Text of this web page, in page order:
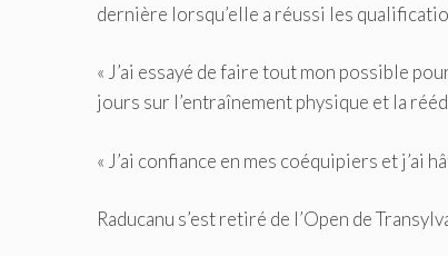
dernière lorsqu’elle a réussi les
« J’ai essayé de faire tout mon possible
jours sur l’entraînement physique et la
« J’ai confiance en mes coéquipiers et j’ai
Raducanu s’est retiré de l’Open de